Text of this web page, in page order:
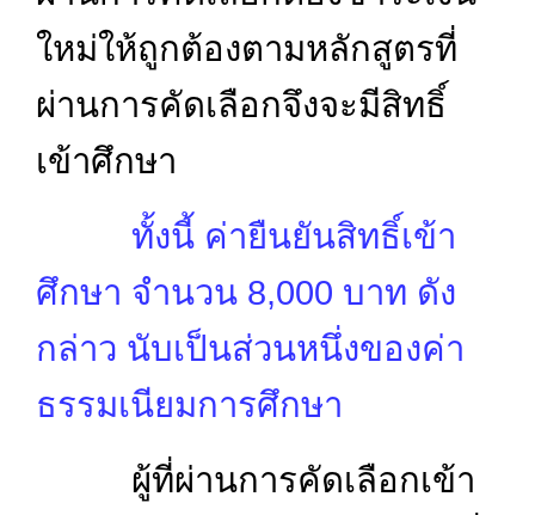
ใหม่ให้ถูกต้องตามหลักสูตรที่
ผ่านการคัดเลือกจึงจะมีสิทธิ์
เข้าศึกษา
ทั้งนี้ ค่ายืนยันสิทธิ์เข้า
ศึกษา จำนวน 8,000 บาท ดัง
กล่าว นับเป็นส่วนหนึ่งของค่า
ธรรมเนียมการศึกษา
ผู้ที่ผ่านการคัดเลือกเข้า